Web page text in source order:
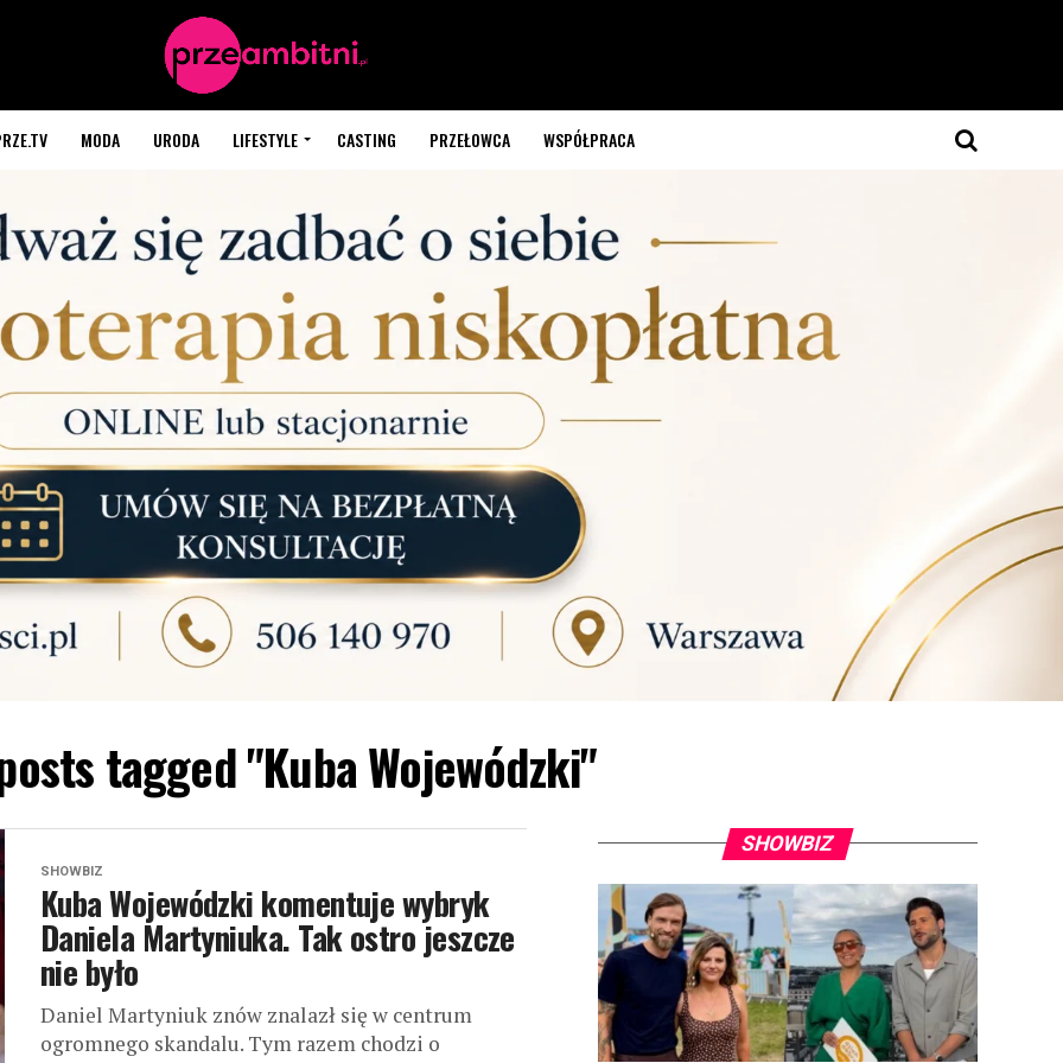
MODA URODA LIFESTYLE CASTING PRZEŁOWCA WSPÓŁPRACA
tagged "Kuba Wojewódzki"
SHOWBIZ
Kuba Wojewódzki komentuje wybryk
Daniela Martyniuka. Tak ostro jeszcze
nie było
Daniel Martyniuk znów znalazł się w centrum
ogromnego skandalu. Tym razem chodzi o
SHOWBIZ